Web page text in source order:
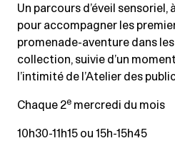
Un parcours d’éveil
pour accompagner les
promenade-aventure dans
collection, suivie d’un
l’intimité de l’Atelier des
Chaque 2e mercredi du mois
10h30-11h15 ou 15h-15h45